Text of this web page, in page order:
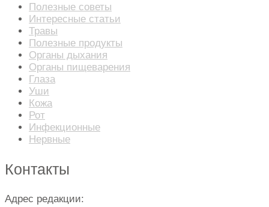
Полезные советы
Интересные статьи
Травы
Полезные продукты
Органы дыхания
Органы пищеварения
Глаза
Уши
Кожа
Рот
Инфекционные
Нервные
Контакты
Адрес редакции: